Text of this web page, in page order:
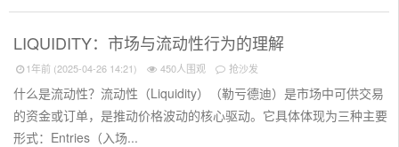
LIQUIDITY：市场与流动性行为的理解
1年前 (2025-04-26 14:21) 450人围观 抢沙发
什么是流动性？流动性（Liquidity）（勒亏德迪）是市场中可供交易
的资金或订单，是推动价格波动的核心驱动。它具体体现为三种主要
形式：Entries（入场...